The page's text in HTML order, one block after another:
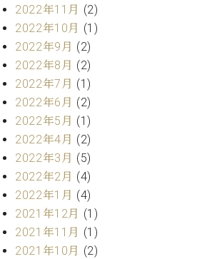
イ
ン
コ
ン
サ
ー
ト
ア
ッ
プ
ラ
ト
ピ
ア
ノ
績
音
楽
教
室
ご
愛
者
の
声
ル
音
楽
教
室
店
長
ご
挨
拶
展
情
報
ホー
ル・
スタ
ジオ
レン
タル
ホー
2022年11月 (2)
2022年10月 (1)
2022年9月 (2)
2022年8月 (2)
2022年7月 (1)
2022年6月 (2)
2022年5月 (1)
2022年4月 (2)
2022年3月 (5)
2022年2月 (4)
2022年1月 (4)
2021年12月 (1)
2021年11月 (1)
2021年10月 (2)